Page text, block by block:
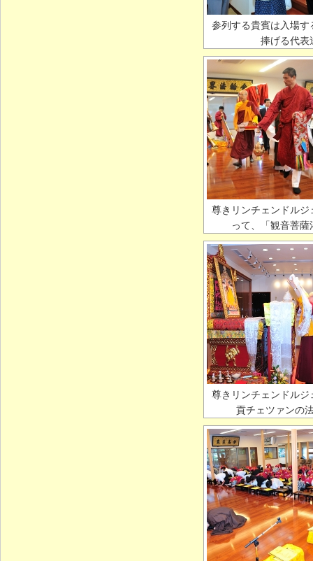
参列する貴賓は入場
捧げる代表
尊きリンチェンドル
って、「観音菩
尊きリンチェンドル
貢チェツァンの